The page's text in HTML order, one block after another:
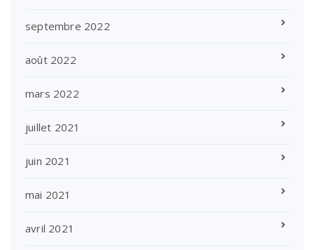
septembre 2022
août 2022
mars 2022
juillet 2021
juin 2021
mai 2021
avril 2021